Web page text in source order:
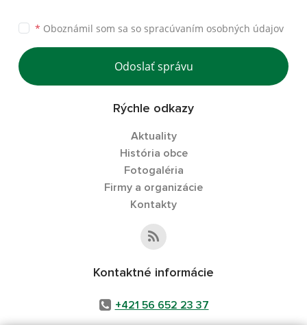
* Oboznámil som sa so spracúvaním osobných údajov
Odoslať správu
Rýchle odkazy
Aktuality
História obce
Fotogaléria
Firmy a organizácie
Kontakty
Kontaktné informácie
+421 56 652 23 37